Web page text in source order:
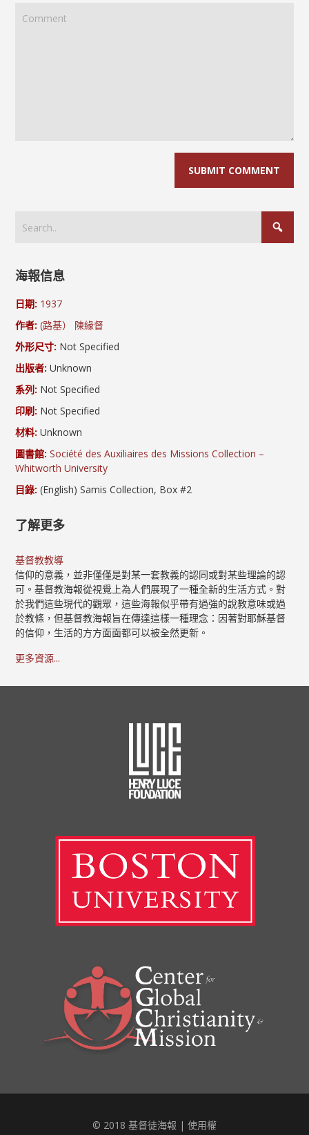
海報信息
日期: 1937
作者: (路基） 陳緣督
外形尺寸: Not Specified
出版者: Unknown
系列: Not Specified
印刷: Not Specified
材料: Unknown
圖書館: Société des Auxiliaires des Missions Collection –
Whitworth University
目錄: (English) Samis Collection, Box #2
了解更多
基督教教導
信仰的意義，並非僅僅是對某一套教義的認同或對某些理論的認
可。基督教海報從視覺上為人們展現了一種全新的生活方式。對
於我們這些現代的觀眾，這些海報似乎帶有過強的說教意味或過
於教條，但基督教海報旨在傳達這樣一種理念：因著對耶穌基督
的信仰，生活的方方面面都可以被全然更新。
更多資源...
© 2018 基督徒海報 | 使用權